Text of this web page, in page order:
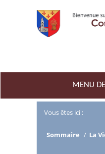
MENU
Vous êtes ici :
Sommaire / La